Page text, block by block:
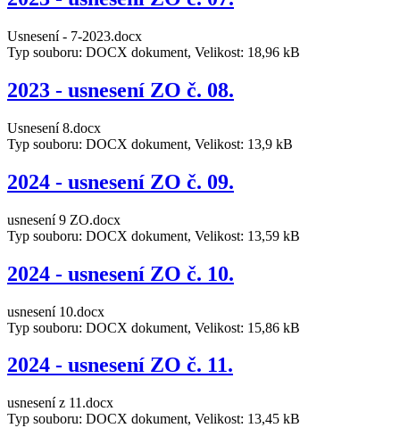
Usnesení - 7-2023.docx
Typ souboru: DOCX dokument, Velikost: 18,96 kB
2023 - usnesení ZO č. 08.
Usnesení 8.docx
Typ souboru: DOCX dokument, Velikost: 13,9 kB
2024 - usnesení ZO č. 09.
usnesení 9 ZO.docx
Typ souboru: DOCX dokument, Velikost: 13,59 kB
2024 - usnesení ZO č. 10.
usnesení 10.docx
Typ souboru: DOCX dokument, Velikost: 15,86 kB
2024 - usnesení ZO č. 11.
usnesení z 11.docx
Typ souboru: DOCX dokument, Velikost: 13,45 kB